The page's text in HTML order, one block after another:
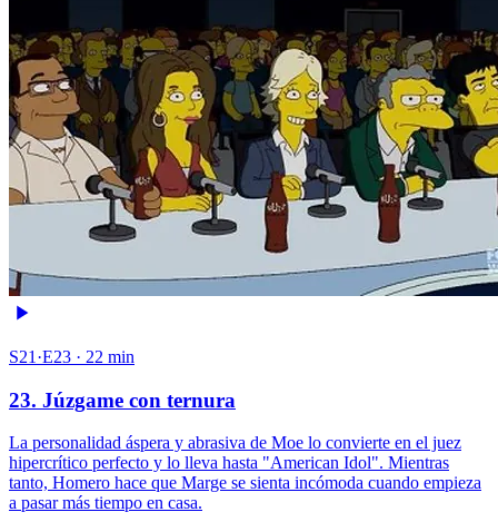
S21·E23 · 22 min
23. Júzgame con ternura
La personalidad áspera y abrasiva de Moe lo convierte en el juez
hipercrítico perfecto y lo lleva hasta "American Idol". Mientras
tanto, Homero hace que Marge se sienta incómoda cuando empieza
a pasar más tiempo en casa.